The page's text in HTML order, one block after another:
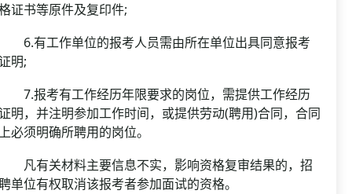
证书等原件及复印件;
有工作单位的报考人员需由所在单位出具同意报考
明;
报考有工作经历年限要求的岗位，需提供工作经历
明，并注明参加工作时间，或提供劳动(聘用)合同，合同
必须明确所聘用的岗位。
有关材料主要信息不实，影响资格复审结果的，招
单位有权取消该报考者参加面试的资格。